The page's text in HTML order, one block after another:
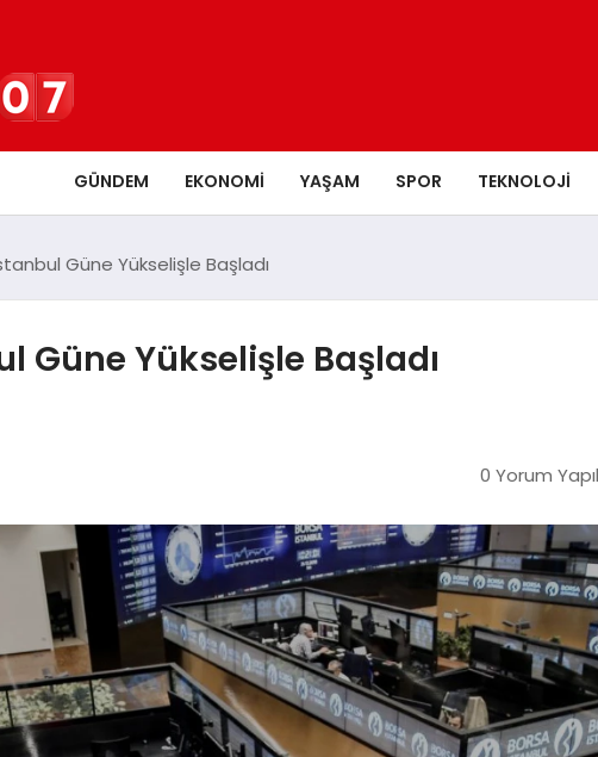
GÜNDEM EKONOMI YAŞAM SPOR TEKNOLOJI
Güne Yükselişle Başladı
Güne Yükselişle Başladı
0 Yorum